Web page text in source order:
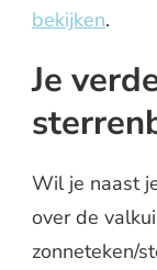
bekijken.
Je
Wil je naast
over de
zonneteken/